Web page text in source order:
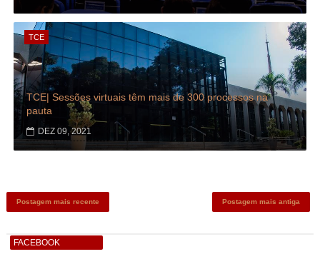
TCE
TCE| Sessões virtuais têm mais de 300 processos na
pauta
DEZ 09, 2021
Postagem mais recente Postagem mais antiga
FACEBOOK